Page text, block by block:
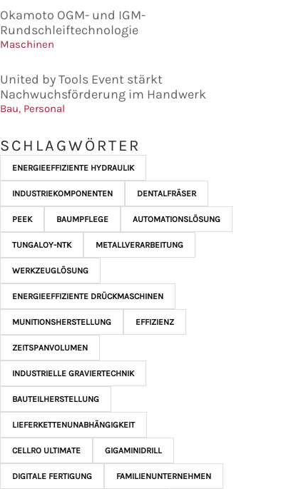
Okamoto OGM- und IGM-
Rundschleiftechnologie
Maschinen
United by Tools Event stärkt
Nachwuchsförderung im Handwerk
Bau, Personal
SCHLAGWÖRTER
ENERGIEEFFIZIENTE HYDRAULIK
INDUSTRIEKOMPONENTEN DENTALFRÄSER
PEEK BAUMPFLEGE AUTOMATIONSLÖSUNG
TUNGALOY-NTK METALLVERARBEITUNG
WERKZEUGLÖSUNG
ENERGIEEFFIZIENTE DRÜCKMASCHINEN
MUNITIONSHERSTELLUNG EFFIZIENZ
ZEITSPANVOLUMEN
INDUSTRIELLE GRAVIERTECHNIK
BAUTEILHERSTELLUNG
LIEFERKETTENUNABHÄNGIGKEIT
CELLRO ULTIMATE GIGAMINIDRILL
DIGITALE FERTIGUNG FAMILIENUNTERNEHMEN